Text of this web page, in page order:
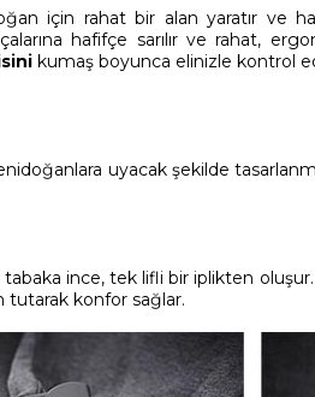
için rahat bir alan yaratır ve
hafifçe sarılır ve rahat,
kumaş boyunca elinizle kontrol
uyacak şekilde
ince, tek lifli bir iplikten oluşur.
tutarak konfor sağlar.